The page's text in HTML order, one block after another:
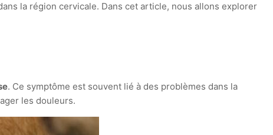
la région cervicale. Dans cet article, nous allons explorer
. Ce symptôme est souvent lié à des problèmes dans la
les douleurs.